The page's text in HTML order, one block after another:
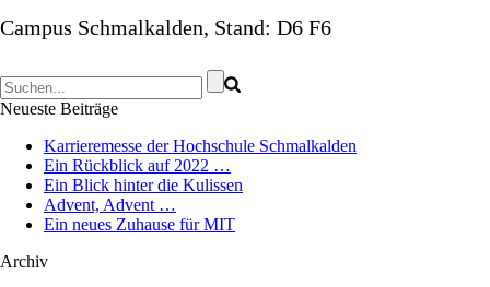
Campus Schmalkalden, Stand: D6 F6
Neueste Beiträge
Karrieremesse der Hochschule Schmalkalden
Ein Rückblick auf 2022 …
Ein Blick hinter die Kulissen
Advent, Advent …
Ein neues Zuhause für MIT
Archiv